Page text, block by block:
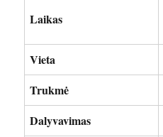
Laikas
Vieta
Trukmė
Dalyvavimas